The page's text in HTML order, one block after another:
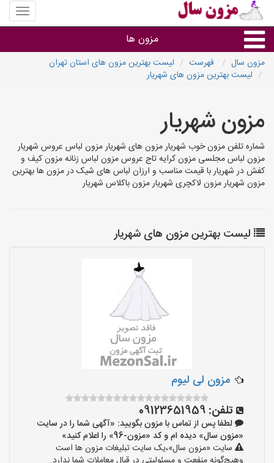
منوی
سایت
سال
مزون ها
گروه ها
مزون سال فهرست
لیست بهترین مزون های استان تهران
لیست بهترین مزون های شهریار
مزون شهریار
شماره تلفن مزون خوب شهریار مزون های شهریار مزون لباس عروس شهریار
مزون لباس مجلسی مزون کرایه تاج عروس مزون لباس زنانه مزون کیف و
کفش در شهریار با قیمت مناسب و ارزان لباس های شیک در مزون ها بهترین
مزون شهریار مزون لاکچری شهریار مزون باکلاس شهریار
لیست بهترین مزون های شهریار
مزون لی لیوم
تلفن: 09123651959
لطفا پس از تماس با مزون بگویید: «آگهی شما را در سایت
«مزون سال» دیده ام و کد «مزون-96» را اعلام کنید»
سایت «مزون سال»،یک سایت تبلیغات مزون ها است